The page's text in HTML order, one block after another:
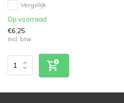
Vergelijk
Op voorraad
€6,25
Incl. btw